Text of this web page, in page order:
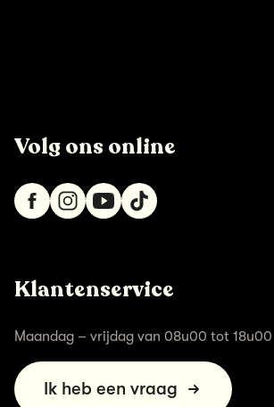
Volg ons online
Klantenservice
Maandag – vrijdag van 08u00 tot 18u00
Ik heb een vraag